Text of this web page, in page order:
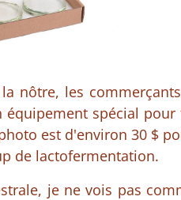
nôtre, les
spécial pour
est d'environ 30 $
de lactofermentation.
je ne vois pas